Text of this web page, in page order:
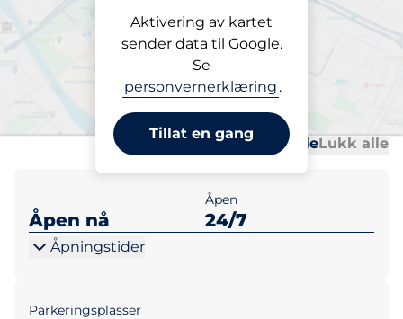
Aktivering av kartet
sender data til Google.
Se
personvernerklæring .
Tillat en gang
Parkering
Skøyen Stasjon
Åpne alleLukk alle
Åpen nå
Åpen
24/7
Åpningstider
Parkeringsplasser